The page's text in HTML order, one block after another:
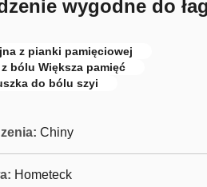
wygodne do
z pianki pamięciowej
bólu Większa pamięć
do bólu szyi
Chiny
Hometeck